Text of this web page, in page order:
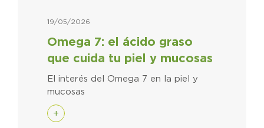
Omega 7: el ácido graso
que cuida tu piel y mucosas
19/05/2026
El interés del Omega 7 en la piel y
mucosas
+